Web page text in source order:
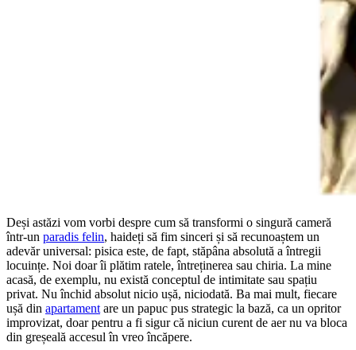
Deși astăzi vom vorbi despre cum să transformi o singură cameră
într-un paradis felin, haideți să fim sinceri și să recunoaștem un
adevăr universal: pisica este, de fapt, stăpâna absolută a întregii
locuințe. Noi doar îi plătim ratele, întreținerea sau chiria. La mine
acasă, de exemplu, nu există conceptul de intimitate sau spațiu
privat. Nu închid absolut nicio ușă, niciodată. Ba mai mult, fiecare
ușă din apartament are un papuc pus strategic la bază, ca un opritor
improvizat, doar pentru a fi sigur că niciun curent de aer nu va bloca
din greșeală accesul în vreo încăpere.